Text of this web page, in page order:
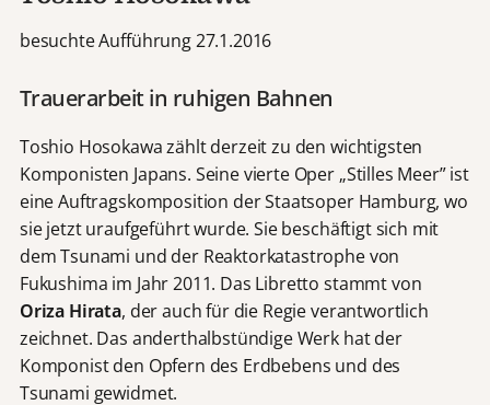
besuchte Aufführung 27.1.2016
Trauerarbeit in ruhigen Bahnen
Toshio Hosokawa zählt derzeit zu den wichtigsten
Komponisten Japans. Seine vierte Oper „Stilles Meer” ist
eine Auftragskomposition der Staatsoper Hamburg, wo
sie jetzt uraufgeführt wurde. Sie beschäftigt sich mit
dem Tsunami und der Reaktorkatastrophe von
Fukushima im Jahr 2011. Das Libretto stammt von
Oriza Hirata, der auch für die Regie verantwortlich
zeichnet. Das anderthalbstündige Werk hat der
Komponist den Opfern des Erdbebens und des
Tsunami gewidmet.